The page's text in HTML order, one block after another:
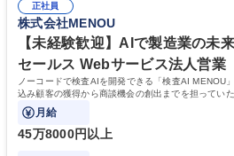
幅広く経験を積みたい意欲がある方に最適な環境です。
務・人事】未経験歓迎/日立グループ/組織運
指す
のご経験 ■労務管理（給与計算・社会保険
■衛生管理者の資格をお持ちの方 学歴・資格 学歴：大学院 大学 高専 短大
専修学校 高校 語学力： 資格：
正社員
株式会社MENOU
【未経験歓迎】AIで製造業の未
セールス Webサービス法人営業
ノーコードで検査AIを開発できる「検査AI MENOU
込み顧客の獲得から商談機会の創出までを担ってい
ルドセールスをつなぐ役割として、
月給
45万8000円以上